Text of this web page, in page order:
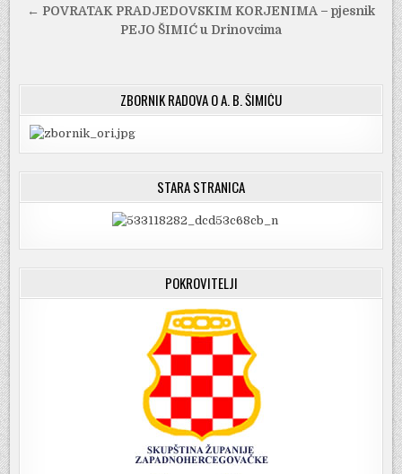
← POVRATAK PRADJEDOVSKIM KORJENIMA – pjesnik
PEJO ŠIMIĆ u Drinovcima
ZBORNIK RADOVA O A. B. ŠIMIĆU
STARA STRANICA
POKROVITELJI